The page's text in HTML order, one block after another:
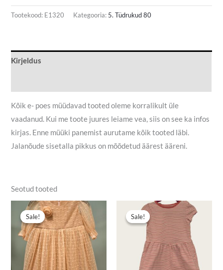
Tootekood: E1320 Kategooria: 5. Tüdrukud 80
Kirjeldus
Kõik e- poes müüdavad tooted oleme korralikult üle
vaadanud. Kui me toote juures leiame vea, siis on see ka infos
kirjas. Enne müüki panemist aurutame kõik tooted läbi.
Jalanõude sisetalla pikkus on mõõdetud äärest ääreni.
Seotud tooted
Sale!
Sale!
Algne
hind
oli:
14,90 €.
Praegune
hind
on:
7,90 €.
Sale!
Sale!
Algne
hind
oli:
4,00 €.
Praegune
hind
on:
3,00 €.